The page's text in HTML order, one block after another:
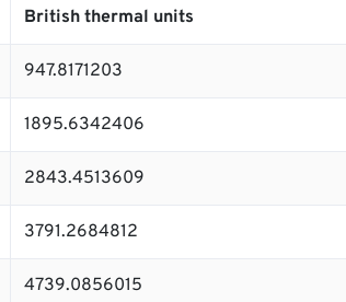
British thermal units
947.8171203
1895.6342406
2843.4513609
3791.2684812
4739.0856015